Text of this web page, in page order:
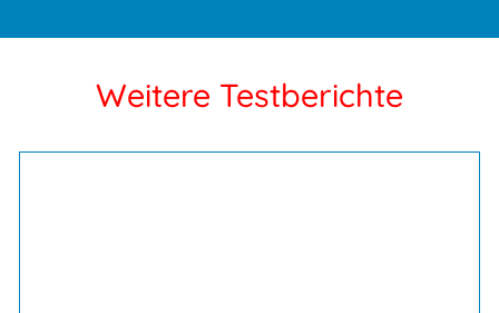
Weitere Testberichte